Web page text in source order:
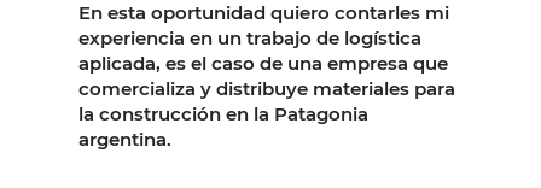
En esta oportunidad quiero contarles mi
experiencia en un trabajo de logística
aplicada, es el caso de una empresa que
comercializa y distribuye materiales para
la construcción en la Patagonia
argentina.